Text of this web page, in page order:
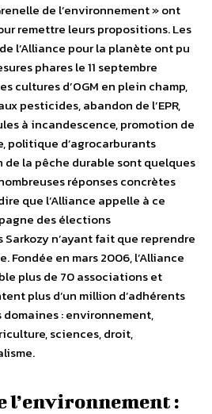
de l’environnement » ont
remettre leurs propositions. Les
l’Alliance pour la planète ont pu
phares le 11 septembre
cultures d’OGM en plein champ,
pesticides, abandon de l’EPR,
à incandescence, promotion de
politique d’agrocarburants
de la pêche durable sont quelques
réponses concrètes
que l’Alliance appelle à ce
des élections
n’ayant fait que reprendre
Fondée en mars 2006, l’Alliance
plus de 70 associations et
plus d’un million d’adhérents
: environnement,
sciences, droit,
l’environnement :